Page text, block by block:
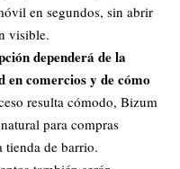
en segundos, sin abrir
visible.
dependerá de la
en comercios y de cómo
resulta cómodo, Bizum
para compras
tienda de barrio.